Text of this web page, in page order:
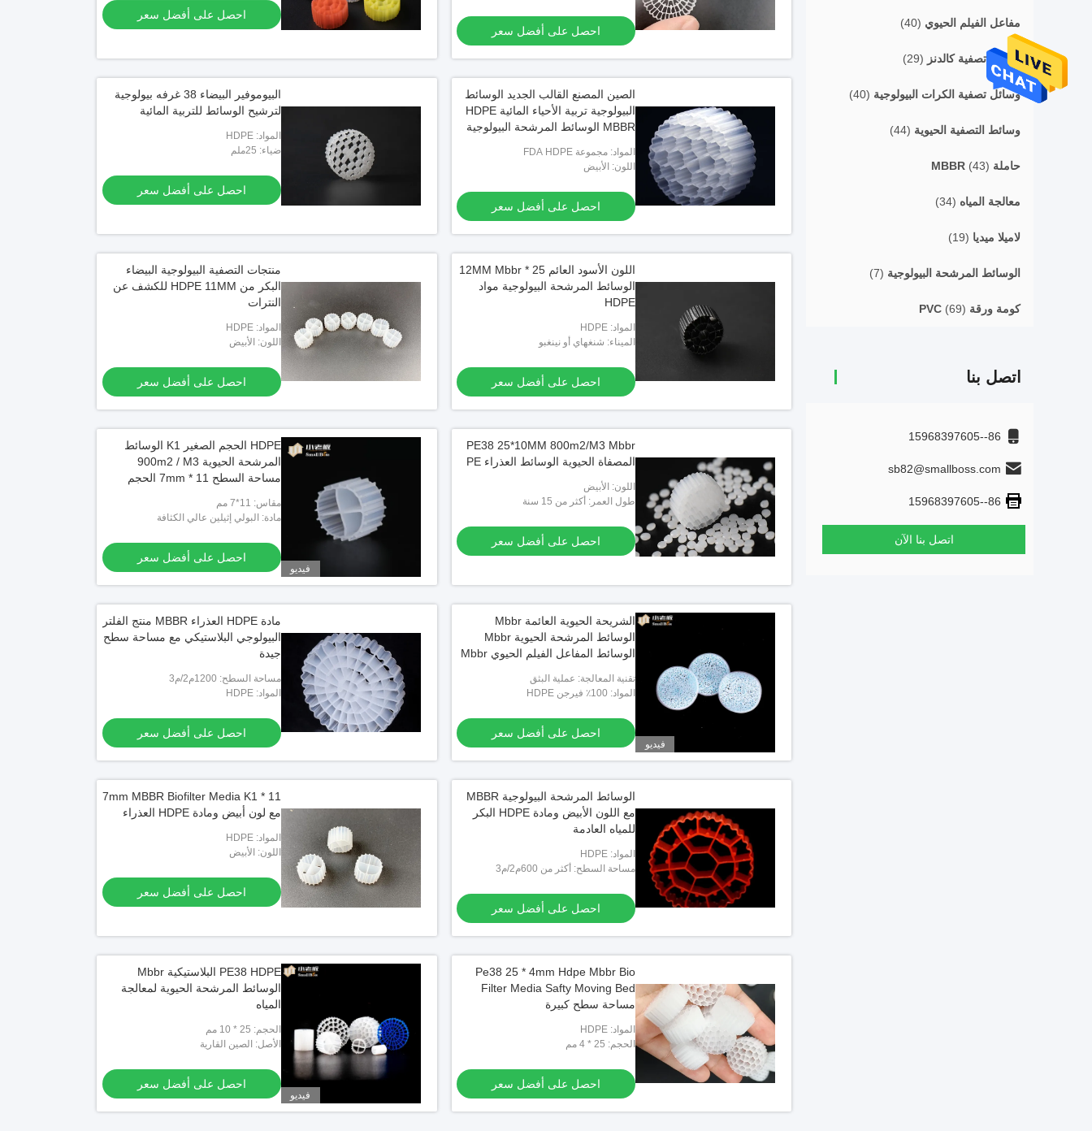
مفاعل الفيلم الحيوي (40)
وسائل تصفية كالدنز (29)
وسائل تصفية الكرات البيولوجية (40)
وسائط التصفية الحيوية (44)
حاملة MBBR (43)
معالجة المياه (34)
لاميلا ميديا (19)
الوسائط المرشحة البيولوجية (7)
كومة ورقة PVC (69)
اتصل بنا
86--15968397605
sb82@smallboss.com
86--15968397605
اتصل بنا الآن
احصل على أفضل سعر
احصل على أفضل سعر
الصين المصنع القالب الجديد الوسائط
البيولوجية تربية الأحياء المائية HDPE
MBBR الوسائط المرشحة البيولوجية
المواد: مجموعة FDA HDPE
اللون: الأبيض
احصل على أفضل سعر
البيوموفير البيضاء 38 غرفه بيولوجية
لترشيح الوسائط للتربية المائية
المواد: HDPE
ضياء: 25ملم
احصل على أفضل سعر
اللون الأسود العائم 25 * 12MM Mbbr
الوسائط المرشحة البيولوجية مواد
HDPE
المواد: HDPE
الميناء: شنغهاي أو نينغبو
احصل على أفضل سعر
منتجات التصفية البيولوجية البيضاء
البكر من HDPE 11MM للكشف عن
النترات
المواد: HDPE
اللون: الأبيض
احصل على أفضل سعر
PE38 25*10MM 800m2/M3 Mbbr
المصفاة الحيوية الوسائط العذراء PE
اللون: الأبيض
طول العمر: أكثر من 15 سنة
احصل على أفضل سعر
فيديو
HDPE الحجم الصغير K1 الوسائط
المرشحة الحيوية 900m2 / M3
مساحة السطح 11 * 7mm الحجم
مقاس: 11*7 مم
مادة: البولي إثيلين عالي الكثافة
احصل على أفضل سعر
فيديو
الشريحة الحيوية العائمة Mbbr
الوسائط المرشحة الحيوية Mbbr
الوسائط المفاعل الفيلم الحيوي Mbbr
تقنية المعالجة: عملية البثق
المواد: 100٪ فيرجن HDPE
احصل على أفضل سعر
مادة HDPE العذراء MBBR منتج الفلتر
البيولوجي البلاستيكي مع مساحة سطح
جيدة
مساحة السطح: 1200م2/م3
المواد: HDPE
احصل على أفضل سعر
الوسائط المرشحة البيولوجية MBBR
مع اللون الأبيض ومادة HDPE البكر
للمياه العادمة
المواد: HDPE
مساحة السطح: أكثر من 600م2/م3
احصل على أفضل سعر
11 * 7mm MBBR Biofilter Media K1
مع لون أبيض ومادة HDPE العذراء
المواد: HDPE
اللون: الأبيض
احصل على أفضل سعر
Pe38 25 * 4mm Hdpe Mbbr Bio
Filter Media Safty Moving Bed
مساحة سطح كبيرة
المواد: HDPE
الحجم: 25 * 4 مم
احصل على أفضل سعر
فيديو
PE38 HDPE البلاستيكية Mbbr
الوسائط المرشحة الحيوية لمعالجة
المياه
الحجم: 25 * 10 مم
الأصل: الصين القارية
احصل على أفضل سعر